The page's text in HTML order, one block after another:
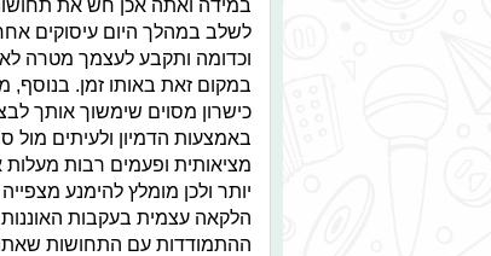
במידה ואתה אכן חש את
לשלב במהלך היום עיסוקים
וכדומה ותקבע לעצמך מטרה
במקום זאת באותו זמן.
כישרון מסוים שימשוך אותך
באמצעות הדמיון ולעיתים מול
מציאותית ופעמים רבות מעלות
יותר ולכן מומלץ להימנע
הלקאה עצמית בעקבות האוננות
ההתמודדות עם התחושות